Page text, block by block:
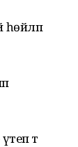
һөйләп
тә